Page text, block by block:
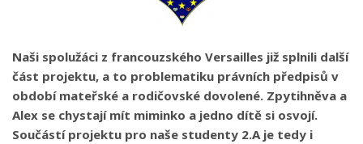
Naši spolužáci z francouzského Versailles již splnili další
část projektu, a to problematiku právních předpisů v
období mateřské a rodičovské dovolené. Zpytihněva a
Alex se chystají mít miminko a jedno dítě si osvojí.
Součástí projektu pro naše studenty 2.A je tedy i